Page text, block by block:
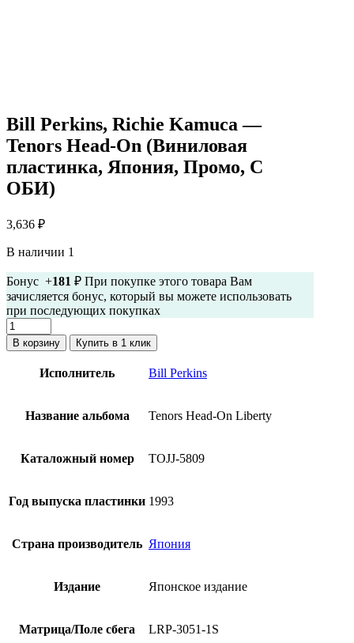
Bill Perkins, Richie Kamuca —
Tenors Head-On (Виниловая
пластинка, Япония, Промо, С
ОБИ)
3,636 ₽
В наличии 1
Бонус +181 ₽ При покупке этого товара Вам
зачисляется бонус, который вы можете использовать
при последующих покупках
Количество
товара
Bill
Perkins,
Tenors
On
(Виниловая
Япония,
Промо,
ОБИ)
В корзину Купить в 1 клик
Исполнитель Bill Perkins
Название альбома Tenors Head-On Liberty
Каталожный номер TOJJ-5809
Год выпуска пластинки 1993
Страна производитель Япония
Издание Японское издание
Матрица/Поле сбега LRP-3051-1S